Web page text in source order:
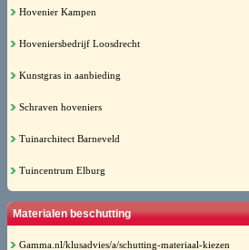
Hovenier Kampen
Hoveniersbedrijf Loosdrecht
Kunstgras in aanbieding
Schraven hoveniers
Tuinarchitect Barneveld
Tuincentrum Elburg
Materialen beschutting
Gamma.nl/klusadvies/a/schutting-materiaal-kiezen